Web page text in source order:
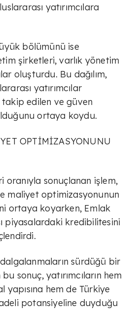
yatırımcılara
bölümünü ise
şirketleri, varlık yönetim
oluşturdu. Bu dağılım,
yatırımcılar
takip edilen ve güven
ortaya koydu.
OPTİMİZASYONUNU
oranıyla sonuçlanan işlem,
maliyet optimizasyonunun
ortaya koyarken, Emlak
piyasalardaki kredibilitesini
sürdüğü bir
sonuç, yatırımcıların hem
hem de Türkiye
potansiyeline duyduğu